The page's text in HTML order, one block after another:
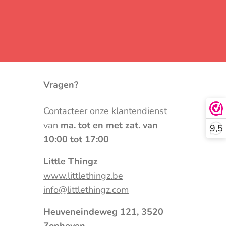
9,5
Vragen?
Contacteer onze klantendienst
van ma. tot en met zat. van
10:00 tot 17:00
Little Thingz
www.littlethingz.be
info@littlethingz.com
Heuveneindeweg 121, 3520